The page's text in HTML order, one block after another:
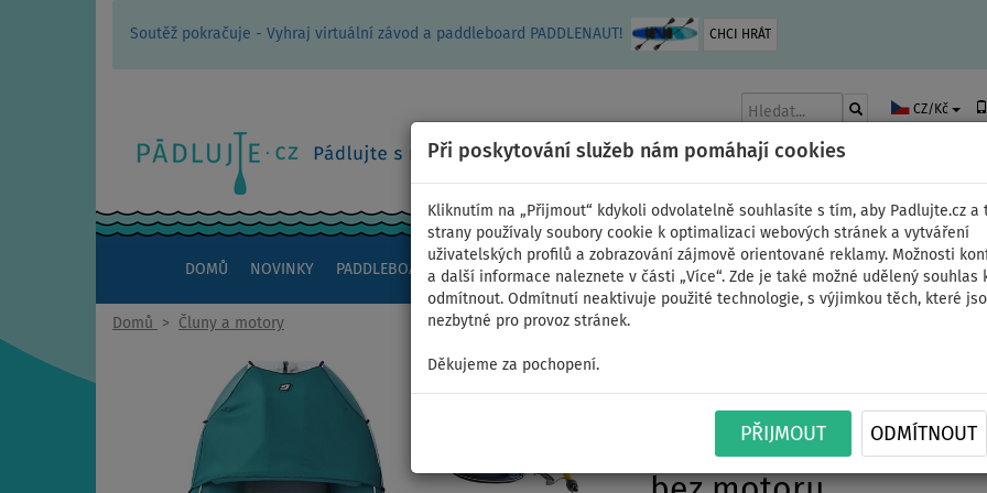
Soutěž pokračuje - Vyhraj virtuální závod a paddleboard PADDLENAUT! CHCI HRÁT
Při poskytování služeb nám pomáhají cookies
Kliknutím na „Přijmout“ kdykoli odvolatelně souhlasíte s tím, aby Padlujte.cz a
strany používaly soubory cookie k optimalizaci webových stránek a vytváření
uživatelských profilů a zobrazování zájmově orientované reklamy. Možnosti
a další informace naleznete v části „Více“. Zde je také možné udělený souhlas
odmítnout. Odmítnutí neaktivuje použité technologie, s výjimkou těch, které
nezbytné pro provoz stránek.
Děkujeme za pochopení.
PŘIJMOUT ODMÍTNOUT
CZ/Kč
DOMŮ NOVINKY PADDLEBOARDY KAJAKY ČLUNY A MOTORY PÁDLA PLACHTY OBLEČENÍ
Domů > Čluny a motory
Člun GLADIATOR
nafukovací člun s